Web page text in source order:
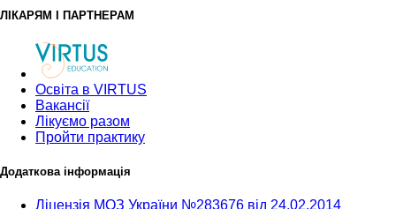
ЛІКАРЯМ І ПАРТНЕРАМ
Освіта в VIRTUS
Вакансії
Лікуємо разом
Пройти практику
Додаткова інформація
Ліцензія МОЗ України №283676 від 24.02.2014